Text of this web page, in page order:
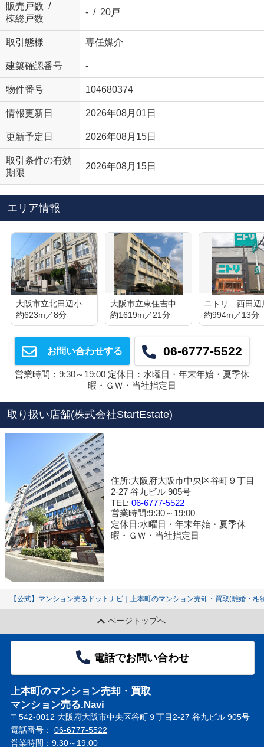
販売戸数 /
棟総戸数
- / 20戸
取引態様 専任媒介
建築確認番号 -
物件番号 104680374
情報更新日 2026年08月01日
更新予定日 2026年08月15日
取引条件の有効
期限
2026年08月15日
エリア情報
大阪市立北田辺小学校
約623m／8分
約1619m／21分
ニトリ 西田辺
約994m／13分
お問い合わせする 06-6777-5522
営業時間：9:30～19:00 定休日：水曜日・年末年始・夏季休
暇・ＧＷ・当社指定日
取り扱い店舗(株式会社StartEstate)
住所:大阪府大阪市中央区谷町９丁目
2-27 谷九ビル 905号
TEL:06-6777-5522
営業時間:9:30～19:00
定休日:水曜日・年末年始・夏季休
暇・ＧＷ・当社指定日
【公式】マンション売るドットナビ｜上本町のマンション売却・買取(離婚・相
ページトップへ
電話でお問い合わせ
上本町のマンション売却・買取
マンション売る.Navi
〒542-0012 大阪府大阪市中央区谷町９丁目2-27 谷九ビル 905号
電話番号： 06-6777-5522
営業時間：9:30～19:00